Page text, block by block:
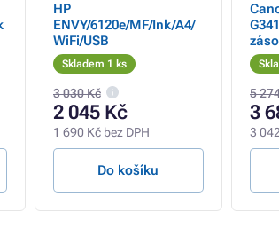
HP
ENVY/6120e/MF/Ink/A4/
WiFi/USB
Skladem 1 ks
3 030 Kč
2 045 Kč
1 690 Kč bez DPH
Do košíku
5
3
3